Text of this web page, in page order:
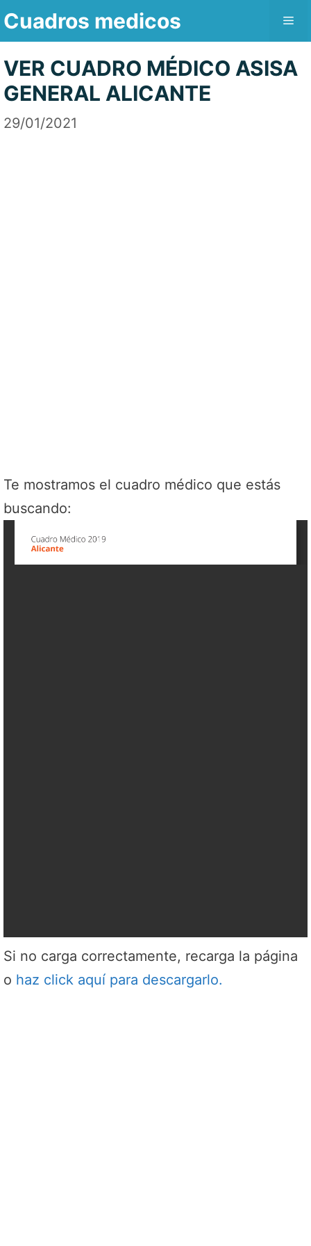
Saltar
contenido
Cuadros medicos
VER CUADRO MÉDICO ASISA
GENERAL ALICANTE
29/01/2021
Te mostramos el cuadro médico que estás
buscando:
Si no carga correctamente, recarga la página
o haz click aquí para descargarlo.